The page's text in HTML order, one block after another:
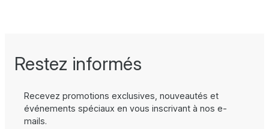
Restez informés
Recevez promotions exclusives, nouveautés et
événements spéciaux en vous inscrivant à nos e-
mails.